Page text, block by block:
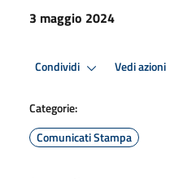
3 maggio 2024
Condividi Vedi azioni
Categorie:
Comunicati Stampa